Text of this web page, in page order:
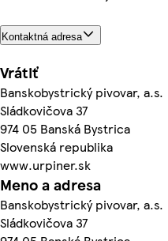
Kontaktná adresa
Vrátiť
Banskobystrický pivovar, a.s.
Sládkovičova 37
974 05 Banská Bystrica
Slovenská republika
www.urpiner.sk
Meno a adresa
Banskobystrický pivovar, a.s.
Sládkovičova 37